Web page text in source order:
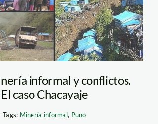
informal y conflictos.
El caso Chacayaje
Tags: Minería informal, Puno